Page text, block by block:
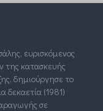
ευρισκόμενος
της κατασκευής
δημιούργησε το
δεκαετία (1981)
σε